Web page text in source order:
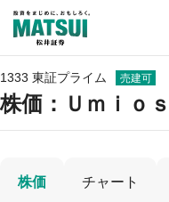
1333 東証プライム 売建可
株価 ：Ｕｍｉｏｓ
株価 チャート